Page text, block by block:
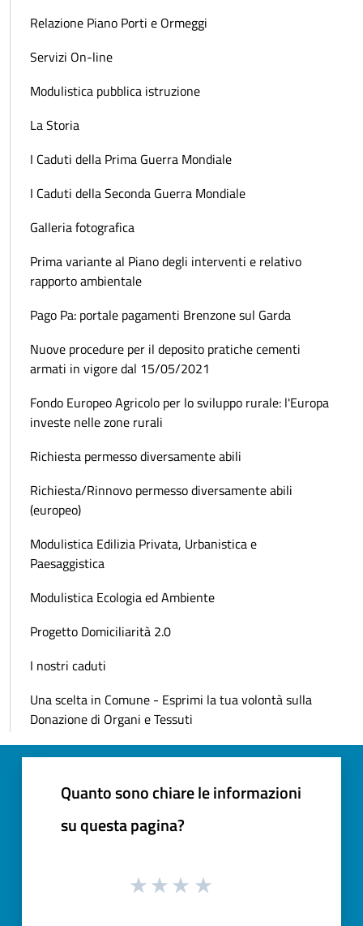
Relazione Piano Porti e Ormeggi
Servizi On-line
Modulistica pubblica istruzione
La Storia
I Caduti della Prima Guerra Mondiale
I Caduti della Seconda Guerra Mondiale
Galleria fotografica
Prima variante al Piano degli interventi e relativo
rapporto ambientale
Pago Pa: portale pagamenti Brenzone sul Garda
Nuove procedure per il deposito pratiche cementi
armati in vigore dal 15/05/2021
Fondo Europeo Agricolo per lo sviluppo rurale: l'Europa
investe nelle zone rurali
Richiesta permesso diversamente abili
Richiesta/Rinnovo permesso diversamente abili
(europeo)
Modulistica Edilizia Privata, Urbanistica e
Paesaggistica
Modulistica Ecologia ed Ambiente
Progetto Domiciliarità 2.0
I nostri caduti
Una scelta in Comune - Esprimi la tua volontà sulla
Donazione di Organi e Tessuti
Quanto sono chiare le informazioni
su questa pagina?